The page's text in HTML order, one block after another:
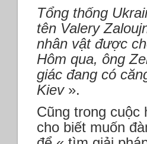
Tổng thống
tên Valery
nhân vật được
Hôm qua, ông
giác đang có
Kiev».
Cũng trong cuộc
cho biết muốn